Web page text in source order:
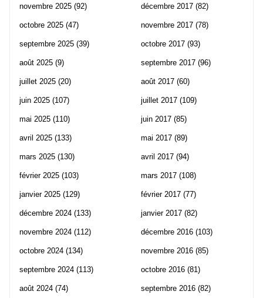
novembre 2025 (92)
octobre 2025 (47)
septembre 2025 (39)
août 2025 (9)
juillet 2025 (20)
juin 2025 (107)
mai 2025 (110)
avril 2025 (133)
mars 2025 (130)
février 2025 (103)
janvier 2025 (129)
décembre 2024 (133)
novembre 2024 (112)
octobre 2024 (134)
septembre 2024 (113)
août 2024 (74)
décembre 2017 (82)
novembre 2017 (78)
octobre 2017 (93)
septembre 2017 (96)
août 2017 (60)
juillet 2017 (109)
juin 2017 (85)
mai 2017 (89)
avril 2017 (94)
mars 2017 (108)
février 2017 (77)
janvier 2017 (82)
décembre 2016 (103)
novembre 2016 (85)
octobre 2016 (81)
septembre 2016 (82)